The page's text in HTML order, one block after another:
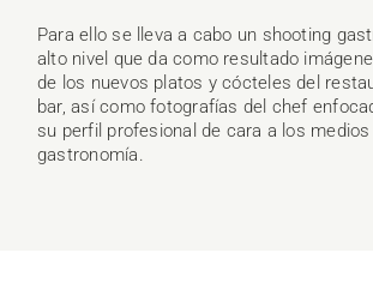
Para ello se lleva a cabo un shooting
alto nivel que da como resultado
de los nuevos platos y cócteles del
bar, así como fotografías del chef
su perfil profesional de cara a los
gastronomía.